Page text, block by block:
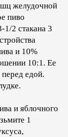
желудочной
пиво
2 стакана 3
и 10%
10:1. Ее
едой.
и яблочного
1